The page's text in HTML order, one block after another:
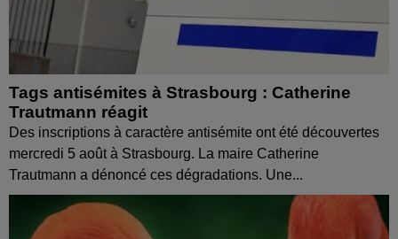
Tags antisémites à Strasbourg : Catherine
Trautmann réagit
Des inscriptions à caractère antisémite ont été découvertes
mercredi 5 août à Strasbourg. La maire Catherine
Trautmann a dénoncé ces dégradations. Une...